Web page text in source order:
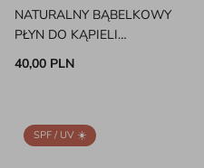
NATURALNY BĄBELKOWY
PŁYN DO KĄPIELI
WINOGRONO MINI-U
40,00 PLN
SPF / UV ☀️